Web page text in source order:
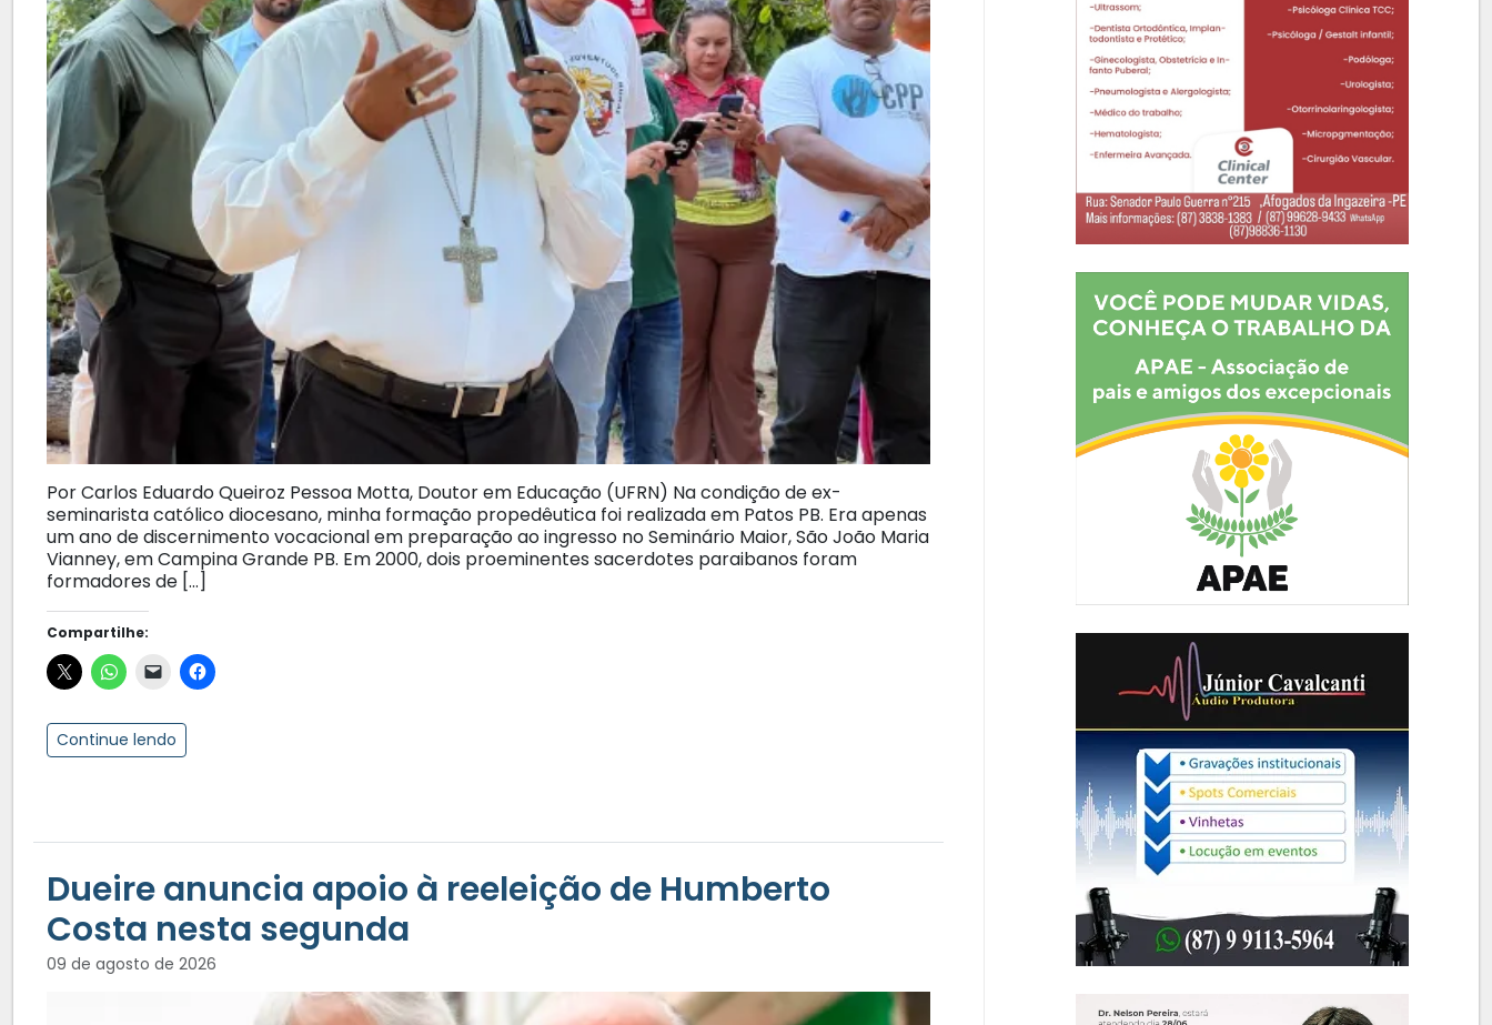
Por Carlos Eduardo Queiroz Pessoa Motta, Doutor em Educação (UFRN) Na condição de ex-
seminarista católico diocesano, minha formação propedêutica foi realizada em Patos PB. Era apenas
um ano de discernimento vocacional em preparação ao ingresso no Seminário Maior, São João Maria
Vianney, em Campina Grande PB. Em 2000, dois proeminentes sacerdotes paraibanos foram
formadores de […]
Compartilhe:
Continue lendo
Dueire anuncia apoio à reeleição de Humberto
Costa nesta segunda
09 de agosto de 2026